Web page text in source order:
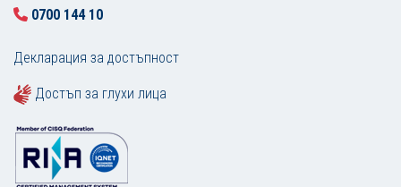
0700 144 10
Декларация за достъпност
Достъп за глухи лица